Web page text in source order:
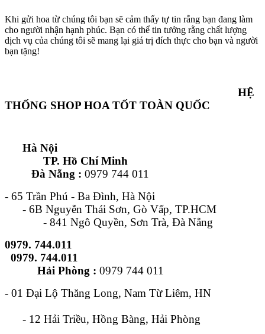
Khi gửi hoa từ chúng tôi bạn sẽ cảm thấy tự tin rằng bạn đang làm
cho người nhận hạnh phúc. Bạn có thể tin tưởng rằng chất lượng
dịch vụ của chúng tôi sẽ mang lại giá trị đích thực cho bạn và người
bạn tặng!
HỆ
THỐNG SHOP HOA TỐT TOÀN QUỐC
Hà Nội
TP. Hồ Chí Minh
Đà Nẵng : 0979 744 011
- 65 Trần Phú - Ba Đình, Hà Nội
- 6B Nguyễn Thái Sơn, Gò Vấp, TP.HCM
- 841 Ngô Quyền, Sơn Trà, Đà Nẵng
0979. 744.011
0979. 744.011
Hải Phòng : 0979 744 011
- 01 Đại Lộ Thăng Long, Nam Từ Liêm, HN
- 12 Hải Triều, Hồng Bàng, Hải Phòng